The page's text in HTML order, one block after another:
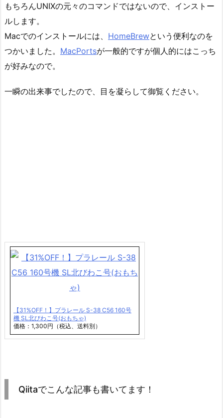
もちろんUNIXの元々のコマンドではないので、インストー
ルします。
Macでのインストールには、 HomeBrewという便利なのを
つかいました。 MacPortsが一般的ですが個人的にはこっち
が好みなので。
一瞬の出来事でしたので、目を凝らして御覧ください。
【31%OFF！】プラレール S-38 C56 160号
機 SL北びわこ号(おもちゃ)
価格：1,300円（税込、送料別）
Qiitaでこんな記事も書いてます！